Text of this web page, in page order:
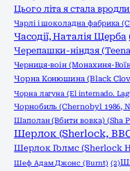
Цього літа я стала
Чарлі і шоколадна фабрика
Часодії, Наталія Щерба
Черепашки-ніндзя
Черниця-воiн (Монахиня-
Чорна Конюшина (Black
Чорна лагуна (El internado.
Чорнобиль (Chernobyl 1986,
Шаполан (Вбити вовка) (Sha
Шерлок (Sherlock,
Шерлок Голмс (Sherlock
Шеф Адам Джонс (Burnt) (2)